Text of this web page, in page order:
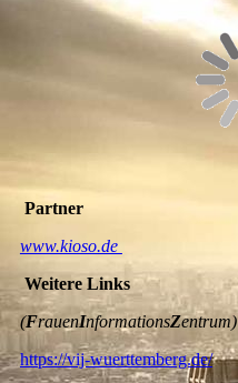
Partner
www.kioso.de
Weitere Links
(FrauenInformationsZentrum)
https://vij-wuerttemberg.de/